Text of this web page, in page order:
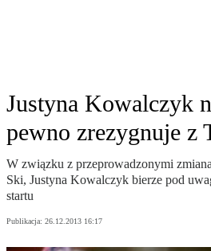
Justyna Kowalczyk
pewno zrezygnuje z
W związku z przeprowadzonymi
Ski, Justyna Kowalczyk bierze pod
startu
Publikacja: 26.12.2013 16:17